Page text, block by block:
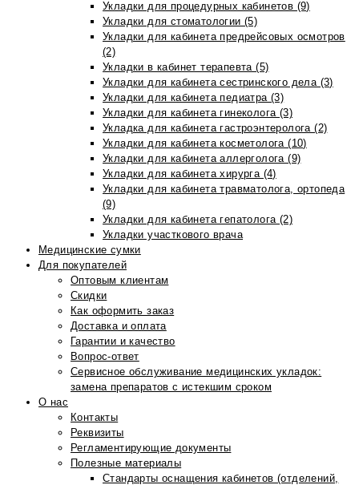
Укладки для процедурных кабинетов (9)
Укладки для стоматологии (5)
Укладки для кабинета предрейсовых осмотров
(2)
Укладки в кабинет терапевта (5)
Укладки для кабинета сестринского дела (3)
Укладки для кабинета педиатра (3)
Укладки для кабинета гинеколога (3)
Укладка для кабинета гастроэнтеролога (2)
Укладки для кабинета косметолога (10)
Укладки для кабинета аллерголога (9)
Укладки для кабинета хирурга (4)
Укладки для кабинета травматолога, ортопеда
(9)
Укладки для кабинета гепатолога (2)
Укладки участкового врача
Медицинские сумки
Для покупателей
Оптовым клиентам
Скидки
Как оформить заказ
Доставка и оплата
Гарантии и качество
Вопрос-ответ
Сервисное обслуживание медицинских укладок:
замена препаратов с истекшим сроком
О нас
Контакты
Реквизиты
Регламентирующие документы
Полезные материалы
Стандарты оснащения кабинетов (отделений,